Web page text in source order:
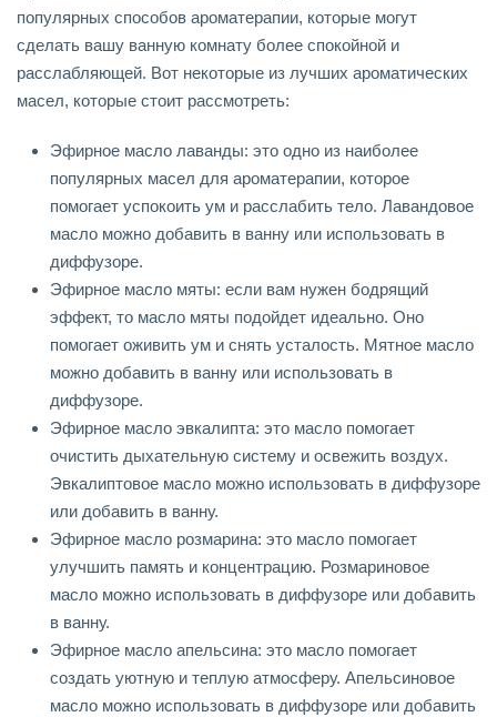
популярных способов ароматерапии, которые могут
сделать вашу ванную комнату более спокойной и
расслабляющей. Вот некоторые из лучших ароматических
масел, которые стоит рассмотреть:
Эфирное масло лаванды: это одно из наиболее
популярных масел для ароматерапии, которое
помогает успокоить ум и расслабить тело. Лавандовое
масло можно добавить в ванну или использовать в
диффузоре.
Эфирное масло мяты: если вам нужен бодрящий
эффект, то масло мяты подойдет идеально. Оно
помогает оживить ум и снять усталость. Мятное масло
можно добавить в ванну или использовать в
диффузоре.
Эфирное масло эвкалипта: это масло помогает
очистить дыхательную систему и освежить воздух.
Эвкалиптовое масло можно использовать в диффузоре
или добавить в ванну.
Эфирное масло розмарина: это масло помогает
улучшить память и концентрацию. Розмариновое
масло можно использовать в диффузоре или добавить
в ванну.
Эфирное масло апельсина: это масло помогает
создать уютную и теплую атмосферу. Апельсиновое
масло можно использовать в диффузоре или добавить